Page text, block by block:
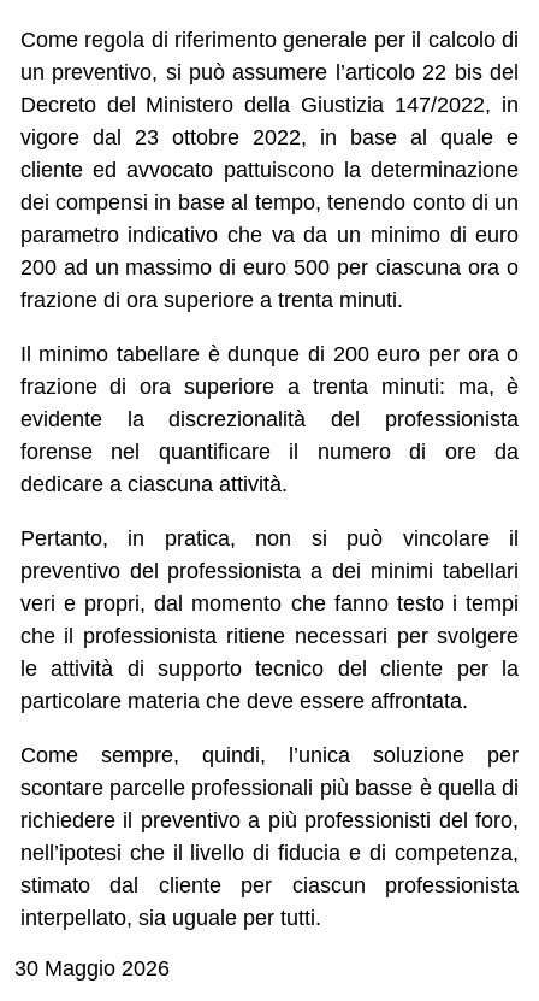
Come regola di riferimento generale per il calcolo di
un preventivo, si può assumere l’articolo 22 bis del
Decreto del Ministero della Giustizia 147/2022, in
vigore dal 23 ottobre 2022, in base al quale e
cliente ed avvocato pattuiscono la determinazione
dei compensi in base al tempo, tenendo conto di un
parametro indicativo che va da un minimo di euro
200 ad un massimo di euro 500 per ciascuna ora o
frazione di ora superiore a trenta minuti.
Il minimo tabellare è dunque di 200 euro per ora o
frazione di ora superiore a trenta minuti: ma, è
evidente la discrezionalità del professionista
forense nel quantificare il numero di ore da
dedicare a ciascuna attività.
Pertanto, in pratica, non si può vincolare il
preventivo del professionista a dei minimi tabellari
veri e propri, dal momento che fanno testo i tempi
che il professionista ritiene necessari per svolgere
le attività di supporto tecnico del cliente per la
particolare materia che deve essere affrontata.
Come sempre, quindi, l’unica soluzione per
scontare parcelle professionali più basse è quella di
richiedere il preventivo a più professionisti del foro,
nell’ipotesi che il livello di fiducia e di competenza,
stimato dal cliente per ciascun professionista
interpellato, sia uguale per tutti.
30 Maggio 2026